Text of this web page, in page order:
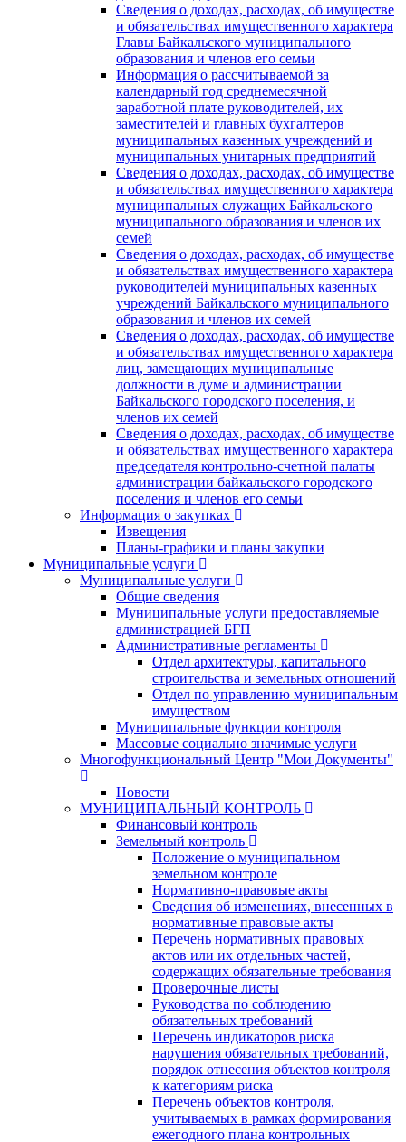
Сведения о доходах, расходах, об имуществе
и обязательствах имущественного характера
Главы Байкальского муниципального
образования и членов его семьи
Информация о рассчитываемой за
календарный год среднемесячной
заработной плате руководителей, их
заместителей и главных бухгалтеров
муниципальных казенных учреждений и
муниципальных унитарных предприятий
Сведения о доходах, расходах, об имуществе
и обязательствах имущественного характера
муниципальных служащих Байкальского
муниципального образования и членов их
семей
Сведения о доходах, расходах, об имуществе
и обязательствах имущественного характера
руководителей муниципальных казенных
учреждений Байкальского муниципального
образования и членов их семей
Сведения о доходах, расходах, об имуществе
и обязательствах имущественного характера
лиц, замещающих муниципальные
должности в думе и администрации
Байкальского городского поселения, и
членов их семей
Сведения о доходах, расходах, об имуществе
и обязательствах имущественного характера
председателя контрольно-счетной палаты
администрации байкальского городского
поселения и членов его семьи
Информация о закупках
Извещения
Планы-графики и планы закупки
Муниципальные услуги
Муниципальные услуги
Общие сведения
Муниципальные услуги предоставляемые
администрацией БГП
Административные регламенты
Отдел архитектуры, капитального
строительства и земельных отношений
Отдел по управлению муниципальным
имуществом
Муниципальные функции контроля
Массовые социально значимые услуги
Многофункциональный Центр "Мои Документы"
Новости
МУНИЦИПАЛЬНЫЙ КОНТРОЛЬ
Финансовый контроль
Земельный контроль
Положение о муниципальном
земельном контроле
Нормативно-правовые акты
Сведения об изменениях, внесенных в
нормативные правовые акты
Перечень нормативных правовых
актов или их отдельных частей,
содержащих обязательные требования
Проверочные листы
Руководства по соблюдению
обязательных требований
Перечень индикаторов риска
нарушения обязательных требований,
порядок отнесения объектов контроля
к категориям риска
Перечень объектов контроля,
учитываемых в рамках формирования
ежегодного плана контрольных